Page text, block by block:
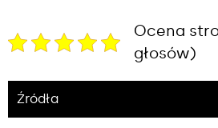
Ocena
głosów)
Źródła